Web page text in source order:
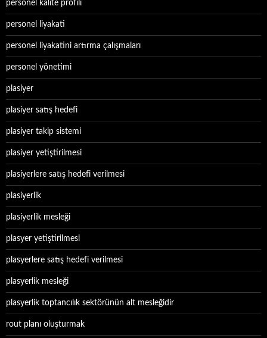
personel kalite profili
personel liyakati
personel liyakatini artırma çalışmaları
personel yönetimi
plasiyer
plasiyer satış hedefi
plasiyer takip sistemi
plasiyer yetiştirilmesi
plasiyerlere satış hedefi verilmesi
plasiyerlik
plasiyerlik mesleği
plasyer yetiştirilmesi
plasyerlere satış hedefi verilmesi
plasyerlik mesleği
plasyerlik toptancılık sektörünün alt mesleğidir
rout planı oluşturmak